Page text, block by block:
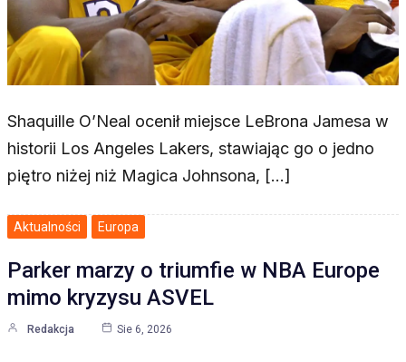
Shaquille O’Neal ocenił miejsce LeBrona Jamesa w
historii Los Angeles Lakers, stawiając go o jedno
piętro niżej niż Magica Johnsona, […]
Aktualności Europa
Parker marzy o triumfie w NBA Europe
mimo kryzysu ASVEL
Redakcja Sie 6, 2026